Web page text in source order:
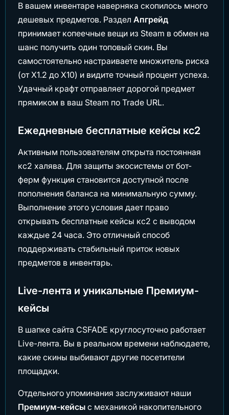
В вашем инвентаре наверняка скопилось много
дешевых предметов. Раздел Апгрейд
принимает копеечные вещи из Steam в обмен на
шанс получить один топовый скин. Вы
самостоятельно настраиваете множитель риска
(от X1.2 до X10) и видите точный процент успеха.
Удачный крафт отправляет дорогой предмет
прямиком в ваш Steam по Trade URL.
Ежедневные бесплатные кейсы кс2
Активным пользователям открыта постоянная
кс2 халява. Для защиты экосистемы от бот-
ферм функция становится доступной после
пополнения баланса на минимальную сумму.
Выполнение этого условия дает право
открывать бесплатные кейсы кс2 с выводом
каждые 24 часа. Это отличный способ
поддерживать стабильный приток новых
предметов в инвентарь.
Live-лента и уникальные Премиум-
кейсы
В шапке сайта CSFADE круглосуточно работает
Live-лента. Вы в реальном времени наблюдаете,
какие скины выбивают другие посетители
площадки.
Отдельного упоминания заслуживают наши
Премиум-кейсы с механикой накопительного